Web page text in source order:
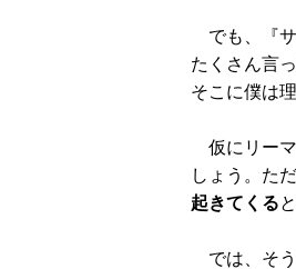
でも、『サ
たくさん言
そこに僕は
仮にリーマ
しょう。ただ
起きてくる
では、そう